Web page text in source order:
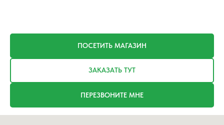
ПОСЕТИТЬ МАГАЗИН
ЗАКАЗАТЬ ТУТ
ПЕРЕЗВОНИТЕ МНЕ